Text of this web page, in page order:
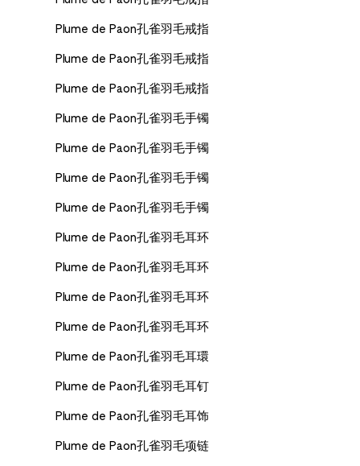
Plume de Paon孔雀羽毛戒指
Plume de Paon孔雀羽毛戒指
Plume de Paon孔雀羽毛戒指
Plume de Paon孔雀羽毛手镯
Plume de Paon孔雀羽毛手镯
Plume de Paon孔雀羽毛手镯
Plume de Paon孔雀羽毛手镯
Plume de Paon孔雀羽毛耳环
Plume de Paon孔雀羽毛耳环
Plume de Paon孔雀羽毛耳环
Plume de Paon孔雀羽毛耳环
Plume de Paon孔雀羽毛耳環
Plume de Paon孔雀羽毛耳钉
Plume de Paon孔雀羽毛耳饰
Plume de Paon孔雀羽毛项链